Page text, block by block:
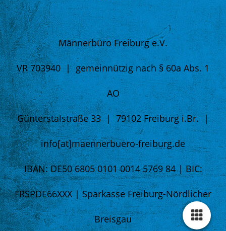
Männerbüro Freiburg e.V.
VR 703940 | gemeinnützig nach § 60a Abs. 1
AO
Günterstalstraße 33 | 79102 Freiburg i.Br. |
info[at]maennerbuero-freiburg.de
IBAN: DE50 6805 0101 0014 5769 84 | BIC:
FRSPDE66XXX | Sparkasse Freiburg-Nördlicher
Breisgau